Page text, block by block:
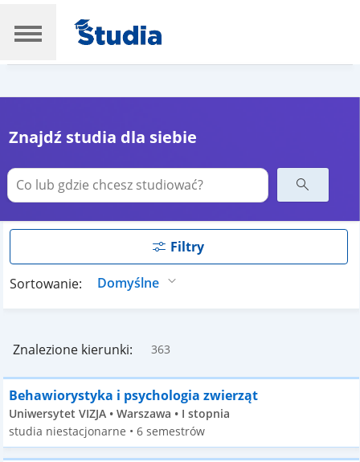
Znajdź studia dla siebie
Filtry
Sortowanie:
Znalezione kierunki: 363
Behawiorystyka i psychologia zwierząt
Uniwersytet VIZJA • Warszawa • I stopnia
studia niestacjonarne • 6 semestrów